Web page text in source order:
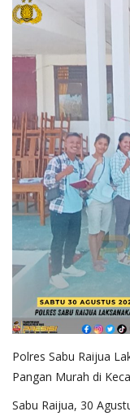
Polres Sabu Raijua
Pangan Murah di
Sabu Raijua, 30